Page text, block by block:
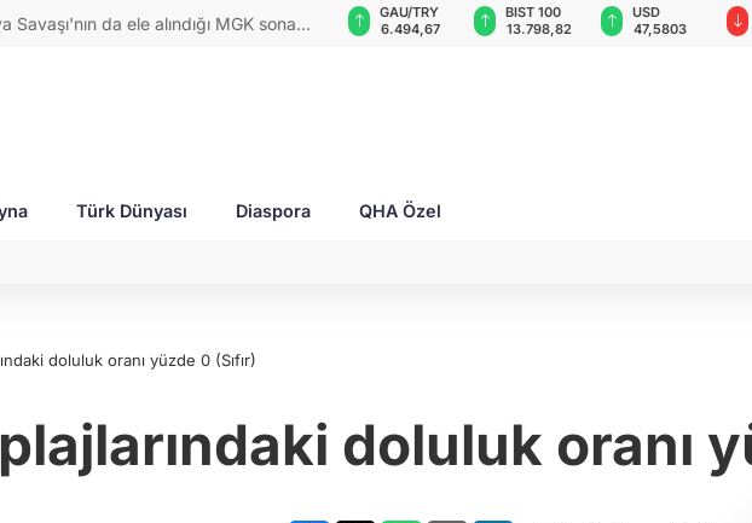
Gündoğdu: Kırım Tatarları ile Ahıska
28,0626
0,0018
6.494,67
BIST 100
13.798,82
USD
47,5803
EUR
54,7605
Türk Dünyası Diaspora QHA Özel
doluluk oranı yüzde 0 (Sıfır)
plajlarındaki doluluk oranı